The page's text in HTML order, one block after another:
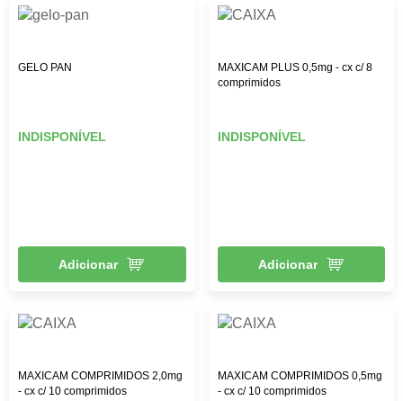
GELO PAN
INDISPONÍVEL
Adicionar
MAXICAM PLUS 0,5mg - cx c/ 8
comprimidos
INDISPONÍVEL
Adicionar
MAXICAM COMPRIMIDOS 2,0mg
- cx c/ 10 comprimidos
MAXICAM COMPRIMIDOS 0,5mg
- cx c/ 10 comprimidos